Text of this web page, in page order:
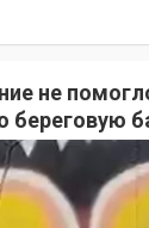
не
береговую